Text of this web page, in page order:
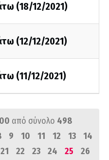
(18/12/2021)
(12/12/2021)
(11/12/2021)
από σύνολο 498
9 10 11 12 13
14
21 22 23 24 25
26